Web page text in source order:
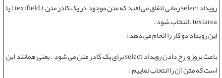
رویداد select
زمانی اتفاق می افتد که متن موجود در یک کادر متن ( textfield ) یا
textarea ، انتخاب شود .
این رویداد دو کار را انجام می دهد :
باعث بروز و رخ دادنرویداد select
برای یک کادر متن می شود . یعنی همانند این
است که متن آن را انتخاب نماییم :